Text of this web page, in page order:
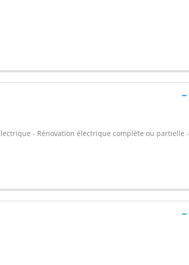
- Rénovation électrique complète ou partielle -